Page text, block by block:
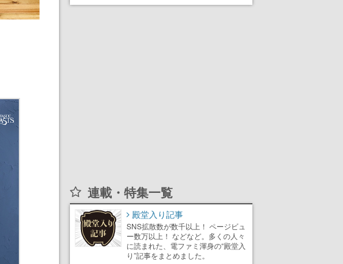
連載・特集一覧
殿堂入り記事
SNS拡散数が数千以上！ ページビュ
ー数万以上！ などなど。多くの人々
に読まれた、電ファミ渾身の“殿堂入
り”記事をまとめました。